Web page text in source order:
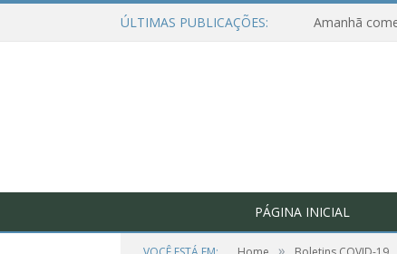
ÚLTIMAS PUBLICAÇÕES:
PÁGINA INICIAL